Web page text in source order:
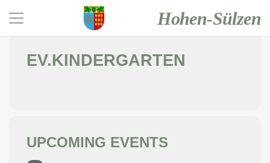
Hohen-Sülzen
Events at this location
EV.KINDERGARTEN
UPCOMING EVENTS